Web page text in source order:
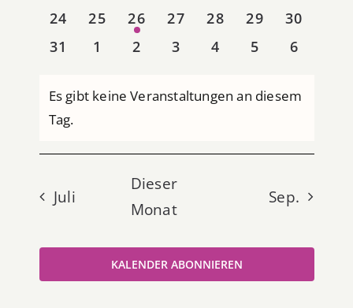
0
VERANSTALTUNGEN
24
0
VERANSTALTUNGEN
25
1
VERANSTALTUNG
26
0
27
0
28
0
29
0
30
0
31
0
1
0
2
0
3
0
4
0
5
0
6
Hinweis
Es gibt keine Veranstaltungen an diesem
Tag.
Juli
Dieser
Monat
Sep.
KALENDER ABONNIEREN